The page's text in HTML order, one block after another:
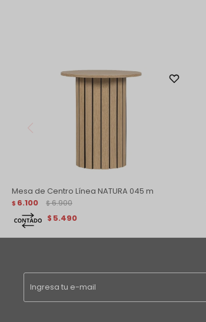
Mesa de Centro Línea NATURA 045 m
$ 6.100 $ 6.900
$ 5.490